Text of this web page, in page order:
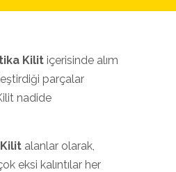
Kilit içerisinde alım
parçalar
nadide
Kilit alanlar olarak,
eksi kalıntılar her